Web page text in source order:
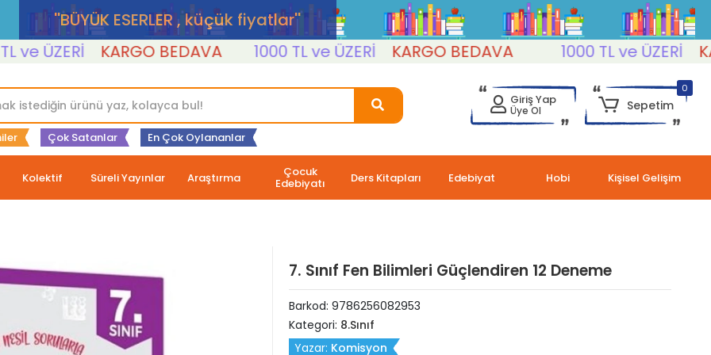
''BÜYÜK ESERLER , küçük fiyatlar''
ÜZERİ KARGO BEDAVA 1000 TL ve ÜZERİ KARGO BEDAVA 1000 TL ve ÜZERİ
Çok Satanlar En Çok Oylananlar
Giriş Yap
Üye Ol
0
Sepetim
Kolektif Süreli Yayınlar Araştırma Çocuk
Edebiyatı Ders Kitapları Edebiyat Hobi Kişisel Gelişim
7. Sınıf Fen Bilimleri Güçlendiren 12 Deneme
Barkod: 9786256082953
Kategori: 8.Sınıf
Yazar: Komisyon